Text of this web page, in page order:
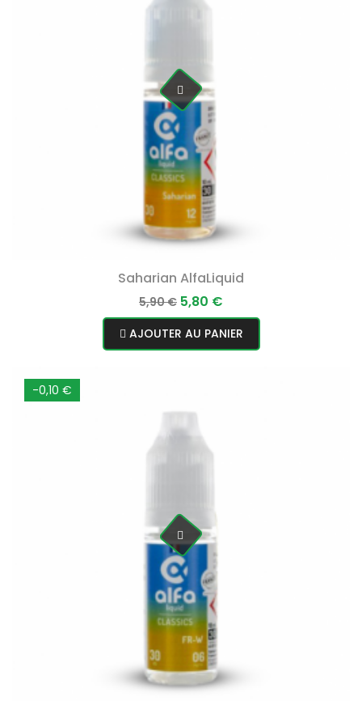
Saharian AlfaLiquid
Prix
normal
5,90 € Prix
5,80 €
AJOUTER AU PANIER
-0,10 €